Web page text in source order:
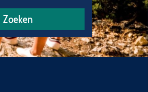
Zoeken